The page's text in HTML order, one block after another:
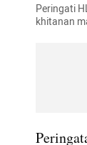
Peringati
khitanan